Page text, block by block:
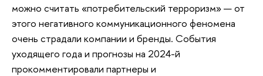
можно считать «потребительский терроризм» — от
этого негативного коммуникационного феномена
очень страдали компании и бренды. События
уходящего года и прогнозы на 2024-й
прокомментировали партнеры и